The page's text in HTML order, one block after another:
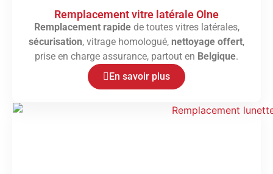
Remplacement vitre latérale Olne
Remplacement rapidede toutes vitres latérales,
sécurisation, vitrage homologué, nettoyage offert,
prise en charge assurance, partout en Belgique.
En savoir plus